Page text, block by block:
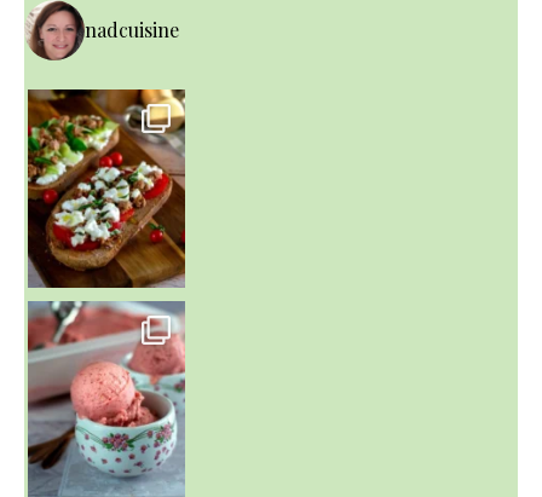
nadcuisine
~ NICE CREAM À LA FRAISE ~
Presque un mois que